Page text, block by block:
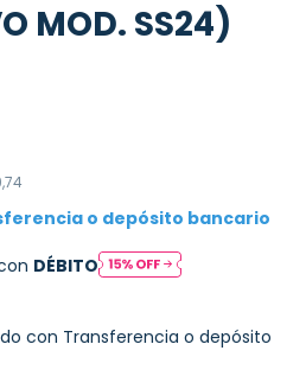
MOD. SS24)
o depósito bancario
DÉBITO
con Transferencia o depósito